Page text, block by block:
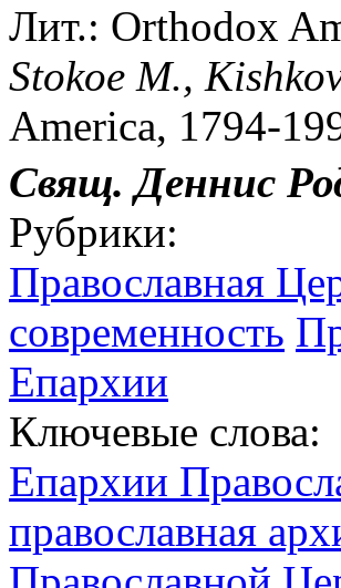
Лит.: Orthodox
Stokoe M.,
America, 1794-
Свящ. Деннис
Рубрики:
Православная
современность
Епархии
Ключевые слова:
Епархии
православная